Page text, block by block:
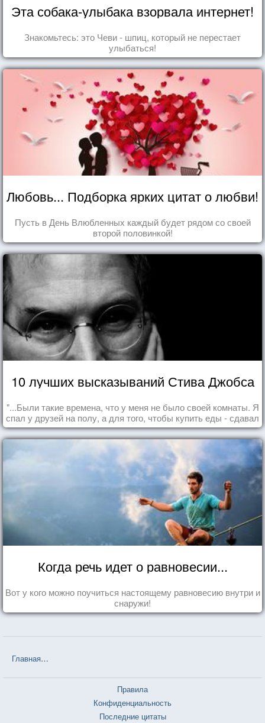
Эта собака-улыбака взорвала интернет!
Знакомьтесь: это Чеви - шпиц, который не перестает
улыбаться!
Любовь... Подборка ярких цитат о любви!
Пусть в День Влюбленных каждый будет рядом со своей
второй половинкой!
10 лучших высказываний Стива Джобса
"...Были такие времена, что у меня не было своей комнаты. Я
спал у друзей на полу, а для того, чтобы купить еды - сдавал
бутылки из под кока-колы"
Когда речь идет о равновесии...
Вот у кого можно поучиться настоящему равновесию внутри и
снаружи!
Главная
Правила
Конфиденциальность
Последние цитаты